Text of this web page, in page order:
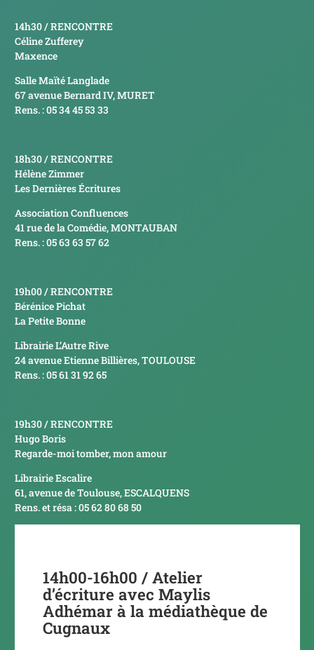
14h30 / RENCONTRE
Céline Zufferey
Maxence
Salle Maïté Langlade
67 avenue Bernard IV, MURET
Rens. : 05 34 45 53 33
18h30 / RENCONTRE
Hélène Zimmer
Les Dernières Écritures
Association Confluences
41 rue de la Comédie, MONTAUBAN
Rens. : 05 63 63 57 62
19h00 / RENCONTRE
Bérénice Pichat
La Petite Bonne
Librairie L’Autre Rive
24 avenue Etienne Billières, TOULOUSE
Rens. : 05 61 31 92 65
19h30 / RENCONTRE
Hugo Boris
Regarde-moi tomber, mon amour
Librairie Escalire
61, avenue de Toulouse, ESCALQUENS
Rens. et résa : 05 62 80 68 50
14h00-16h00 / Atelier
d’écriture avec Maylis
Adhémar à la médiathèque de
Cugnaux